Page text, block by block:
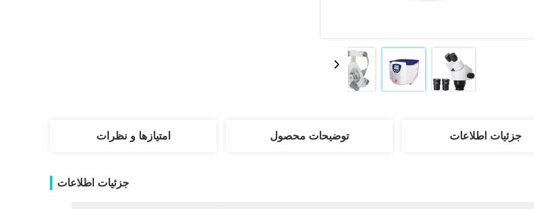
جزئیات اطلاعات توضیحات محصول امتیازها و نظرات
جزئیات اطلاعات